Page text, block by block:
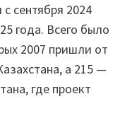
сентября 2024
года. Всего было
2007 пришли от
а 215 —
где проект